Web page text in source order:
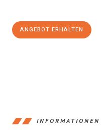
ANGEBOT ERHALTEN
INFORMATIONEN